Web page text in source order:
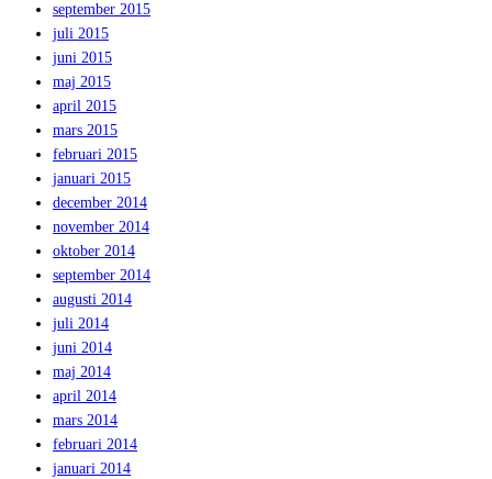
september 2015
juli 2015
juni 2015
maj 2015
april 2015
mars 2015
februari 2015
januari 2015
december 2014
november 2014
oktober 2014
september 2014
augusti 2014
juli 2014
juni 2014
maj 2014
april 2014
mars 2014
februari 2014
januari 2014